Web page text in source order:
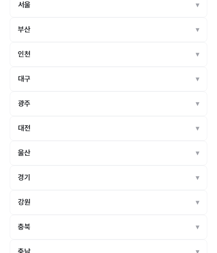
서울
부산
인천
대구
광주
대전
울산
경기
강원
충북